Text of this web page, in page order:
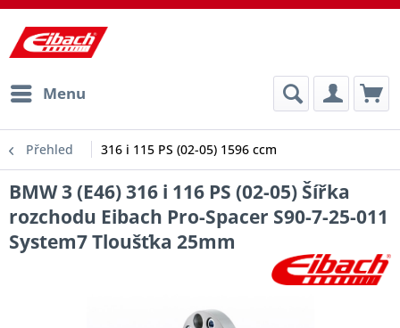
Menu
Přehled 316 i 115 PS (02-05) 1596 ccm
BMW 3 (E46) 316 i 116 PS (02-05) Šířka
rozchodu Eibach Pro-Spacer S90-7-25-011
System7 Tloušťka 25mm